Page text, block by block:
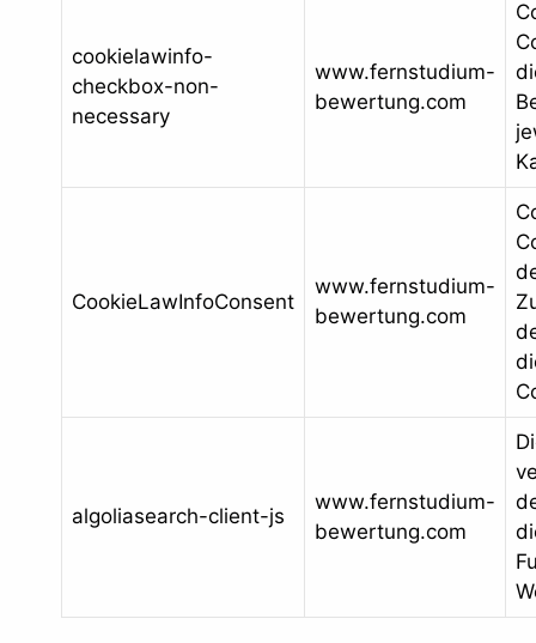
cookielawinfo-
checkbox-non-
necessary
www.fernstudium-
bewertung.com
CookieLawInfoConsent
www.fernstudium-
bewertung.com
algoliasearch-client-js
www.fernstudium-
bewertung.com